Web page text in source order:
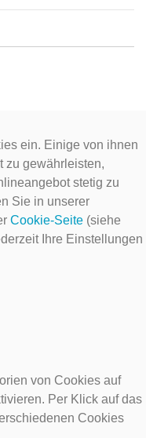
ein. Einige von ihnen
zu gewährleisten,
stetig zu
Sie in unserer
Cookie-Seite (siehe
Ihre Einstellungen
von Cookies auf
Per Klick auf das
Cookies